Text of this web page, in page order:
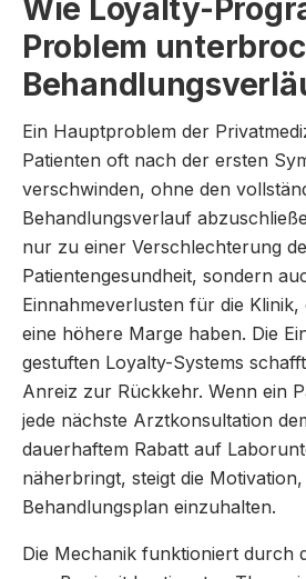
Wie Loyalty-
Problem
Ein Hauptproblem der
Patienten oft nach der ersten
verschwinden, ohne den
Behandlungsverlauf
nur zu einer Verschlechterung
Patientengesundheit, sondern
Einnahmeverlusten für die Klinik,
eine höhere Marge haben. Die
gestuften Loyalty-Systems
Anreiz zur Rückkehr. Wenn ein
jede nächste Arztkonsultation
dauerhaftem Rabatt auf
näherbringt, steigt die Motivation,
Behandlungsplan einzuhalten.
Die Mechanik funktioniert durch